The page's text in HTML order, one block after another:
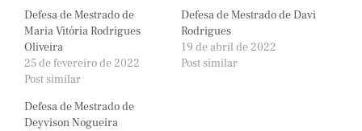
Defesa de Mestrado de
Maria Vitória Rodrigues
Oliveira
25 de fevereiro de 2022
Post similar
Defesa de Mestrado de Davi
Rodrigues
19 de abril de 2022
Post similar
Defesa de Mestrado de
Deyvison Nogueira